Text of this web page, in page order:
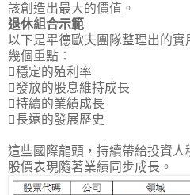
該創造出最大的價值。
退休組合示範
以下是畢德歐夫團隊整理出的
幾個重點：
穩定的殖利率
發放的股息維持成長
持續的業績成長
長遠的發展歷史
這些國際龍頭，持續帶給投資人
股價表現隨著業績同步成長。